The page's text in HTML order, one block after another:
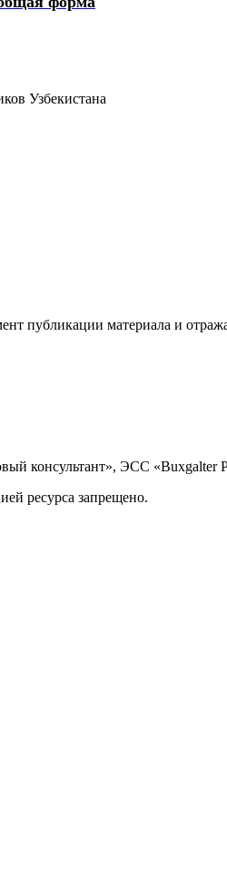
Узбекистана
публикации материала и
консультант», ЭСС «Buxgalter
ресурса запрещено.